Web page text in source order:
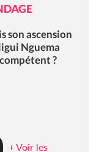
son ascension
Nguema
?
+ Voir les